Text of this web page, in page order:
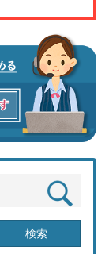
検索